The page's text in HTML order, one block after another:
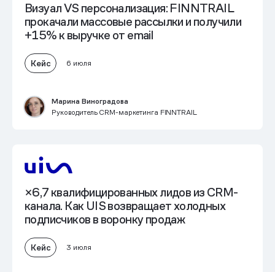
Визуал VS персонализация: FINNTRAIL
прокачали массовые рассылки и получили
+15% к выручке от email
Кейс 6 июля
Марина Виноградова
Руководитель CRM-маркетинга FINNTRAIL
×6,7 квалифицированных лидов из CRM-
канала. Как UIS возвращает холодных
подписчиков в воронку продаж
Кейс 3 июля